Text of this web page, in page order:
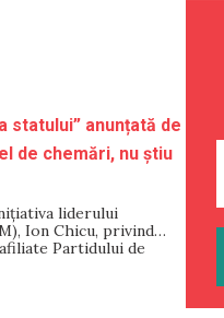
statului” anunțată de
de chemări, nu știu
liderului
Ion Chicu, privind
Partidului de
statului”. În
umbră”, de la Jurnal